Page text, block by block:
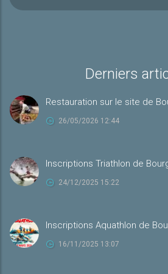
Derniers
Restauration sur le site de
26/05/2026 12:44
Inscriptions Triathlon de
24/12/2025 15:22
Inscriptions Aquathlon de
16/11/2025 13:07